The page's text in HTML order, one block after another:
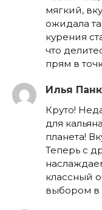
мягкий,
ожидала
курения
что
прям в
Илья
Круто!
для
планета!
Теперь с
классный
выбором в